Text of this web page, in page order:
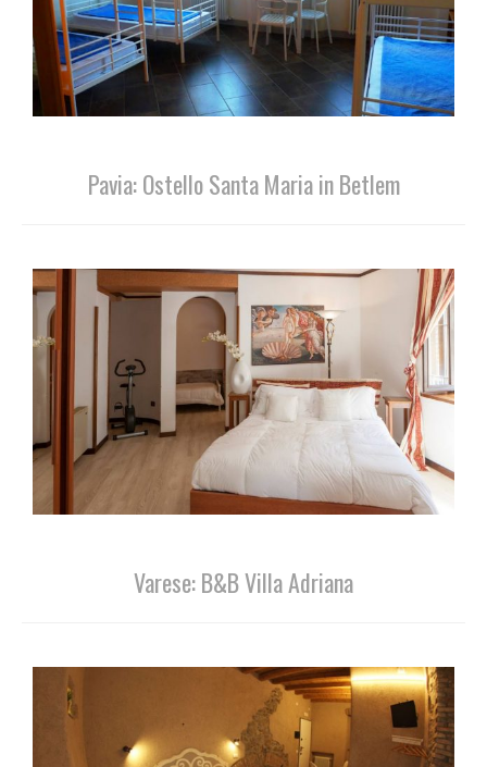
Pavia: Ostello Santa Maria in Betlem
Varese: B&B Villa Adriana